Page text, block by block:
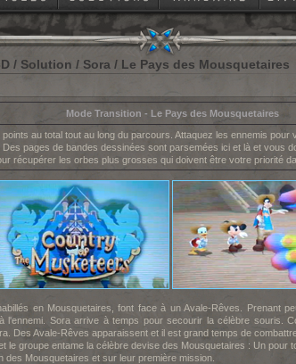
/ Solution / Sora / Le Pays des Mousquetaires
Mode Transition - Le Pays des Mousquetaires
au total tout au long du parcours. Attaquez les ennemis pour
pages de bandes dessinées sont parsemées ici et là et vous
récupérer les orbes plus grosses qui doivent être votre priorité
en Mousquetaires, font face à un Avale-Rêves. Prenant
l'ennemi. Sora arrive à temps pour secourir la célèbre souris.
Des Avale-Rêves apparaissent et il est grand temps de
le groupe entame la célèbre devise des Mousquetaires : Un pour
des Mousquetaires et sur leur première mission.